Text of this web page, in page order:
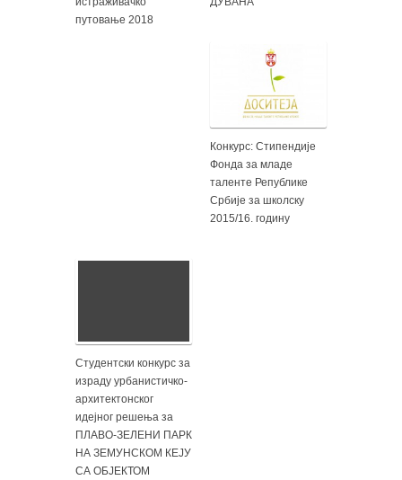
путовање 2018
Конкурс: Стипендије
Фонда за младе
таленте Републике
Србије за школску
2015/16. годину
Студентски конкурс за
израду урбанистичко-
архитектонског
идејног решења за
ПЛАВО-ЗЕЛЕНИ ПАРК
НА ЗЕМУНСКОМ КЕЈУ
СА ОБЈЕКТОМ